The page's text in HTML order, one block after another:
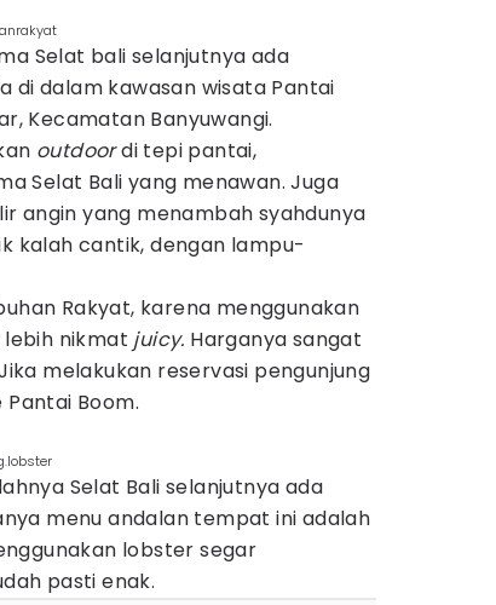
Selat bali selanjutnya ada
di dalam kawasan wisata Pantai
Kecamatan Banyuwangi.
outdoordi tepi pantai,
Selat Bali yang menawan. Juga
angin yang menambah syahdunya
kalah cantik, dengan lampu-
Rakyat, karena menggunakan
nikmat juicy. Harganya sangat
melakukan reservasi pengunjung
Boom.
Selat Bali selanjutnya ada
menu andalan tempat ini adalah
lobster segar
pasti enak.